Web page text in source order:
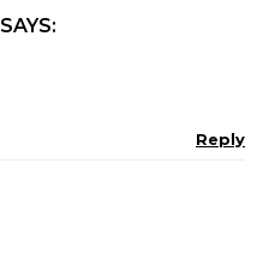
SAYS:
Reply